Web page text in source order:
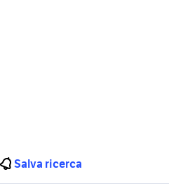
Salva ricerca